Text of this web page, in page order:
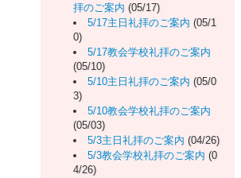
拝のご案内 (05/17)
5/17主日礼拝のご案内 (05/1
0)
5/17教会学校礼拝のご案内
(05/10)
5/10主日礼拝のご案内 (05/0
3)
5/10教会学校礼拝のご案内
(05/03)
5/3主日礼拝のご案内 (04/26)
5/3教会学校礼拝のご案内 (0
4/26)